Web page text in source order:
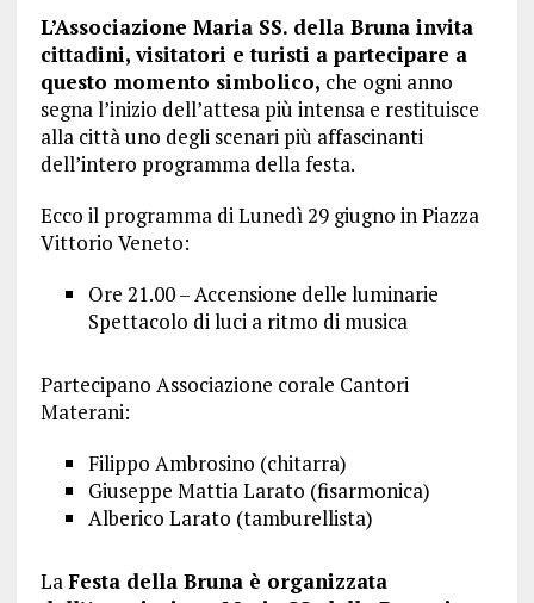
L’Associazione Maria SS. della Bruna invita
cittadini, visitatori e turisti a partecipare a
questo momento simbolico, che ogni anno
segna l’inizio dell’attesa più intensa e restituisce
alla città uno degli scenari più affascinanti
dell’intero programma della festa.
Ecco il programma di Lunedì 29 giugno in Piazza
Vittorio Veneto:
Ore 21.00 – Accensione delle luminarie
Spettacolo di luci a ritmo di musica
Partecipano Associazione corale Cantori
Materani:
Filippo Ambrosino (chitarra)
Giuseppe Mattia Larato (fisarmonica)
Alberico Larato (tamburellista)
LaFesta della Bruna è organizzata